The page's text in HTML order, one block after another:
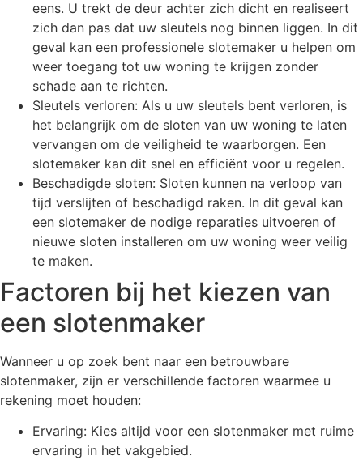
eens. U trekt de deur achter zich dicht en realiseert
zich dan pas dat uw sleutels nog binnen liggen. In dit
geval kan een professionele slotemaker u helpen om
weer toegang tot uw woning te krijgen zonder
schade aan te richten.
Sleutels verloren: Als u uw sleutels bent verloren, is
het belangrijk om de sloten van uw woning te laten
vervangen om de veiligheid te waarborgen. Een
slotemaker kan dit snel en efficiënt voor u regelen.
Beschadigde sloten: Sloten kunnen na verloop van
tijd verslijten of beschadigd raken. In dit geval kan
een slotemaker de nodige reparaties uitvoeren of
nieuwe sloten installeren om uw woning weer veilig
te maken.
Factoren bij het kiezen van
een slotenmaker
Wanneer u op zoek bent naar een betrouwbare
slotenmaker, zijn er verschillende factoren waarmee u
rekening moet houden:
Ervaring: Kies altijd voor een slotenmaker met ruime
ervaring in het vakgebied.